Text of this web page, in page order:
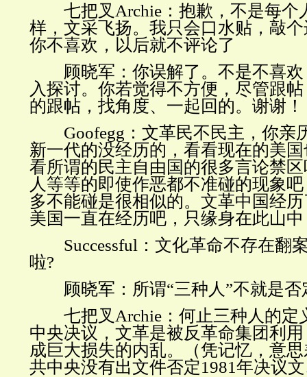
七把叉 Archie ：抱歉，不是每
样，文采飞扬。我只会口水贴，敲
你不喜欢，以后就不评论了
顾晓军：你误解了。不是不喜欢
入探讨。你若觉得不方便，尽管跟
的跟帖，找角度、一起回的。谢谢！
Goofegg ：文革民不民主，你亲
新一代的没经历的，看看现在的美
看所谓的民主自由国的很多言论禁
人等等的即使作恶都不准碰的现象
多不能碰是很相似的。文革中国经
美国一直在经历吧，只缘身在此山中
Successful ：文化革命不存在翻
啦?
顾晓军：所谓“三种人”不就是
七把叉 Archie ：何止三种人的定
中央决议，文革是被反革命集团利
成巨大损失的内乱。（凭记忆，意
共中央没有出文件否定1981年决议